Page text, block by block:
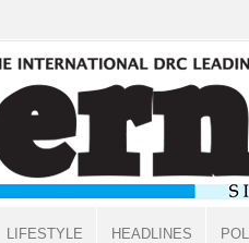
LIFESTYLE HEADLINES